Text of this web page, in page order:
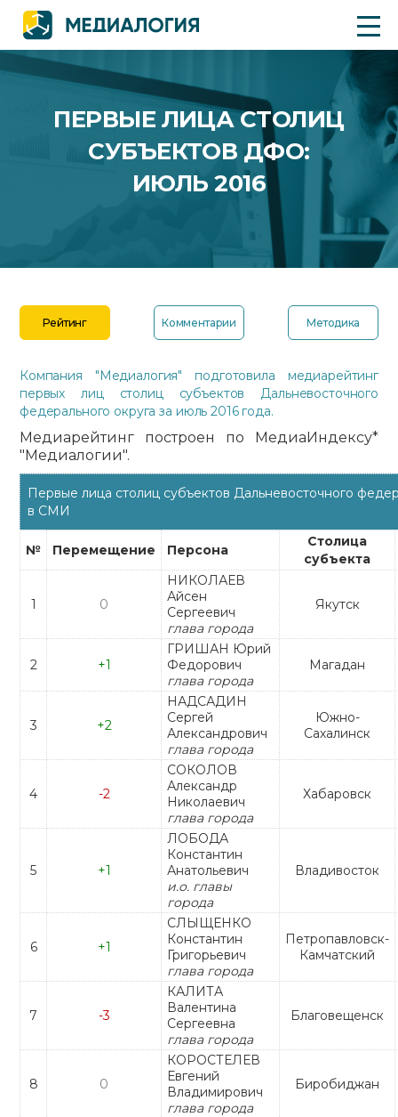
ПЕРВЫЕ ЛИЦА СТОЛИЦ
СУБЪЕКТОВ ДФО:
ИЮЛЬ 2016
Рейтинг Комментарии Методика
Компания "Медиалогия" подготовила медиарейтинг
первых лиц столиц субъектов Дальневосточного
федерального округа за июль 2016 года.
Медиарейтинг построен по МедиаИндексу*
"Медиалогии".
Первые лица столиц субъектов Дальневосточного
в СМИ
№ Перемещение Персона
Столица
субъекта
1 0
НИКОЛАЕВ
Айсен
Сергеевич
глава города
Якутск
2 +1
ГРИШАН Юрий
Федорович
глава города
Магадан
3 +2
НАДСАДИН
Сергей
Александрович
глава города
Южно-
Сахалинск
4 -2
СОКОЛОВ
Александр
Николаевич
глава города
Хабаровск
5 +1
ЛОБОДА
Константин
Анатольевич
и.о. главы
города
Владивосток
6 +1
СЛЫЩЕНКО
Константин
Григорьевич
глава города
Петропавловск-
Камчатский
7 -3
КАЛИТА
Валентина
Сергеевна
глава города
Благовещенск
8 0
КОРОСТЕЛЕВ
Евгений
Владимирович
глава города
Биробиджан